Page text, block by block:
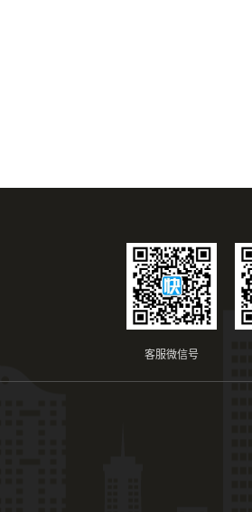
客服微信号